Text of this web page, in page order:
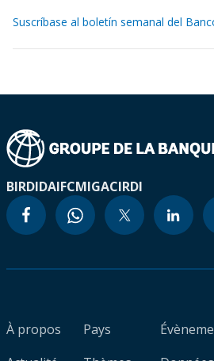
Suscríbase al boletín semanal del
BIRDIDAIFCMIGACIRDI
À propos
Pays